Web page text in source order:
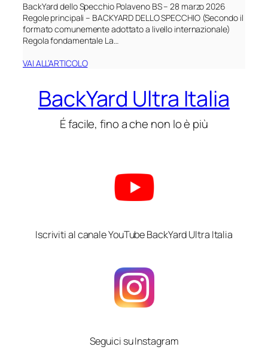
BackYard dello Specchio Polaveno BS – 28 marzo 2026
Regole principali – BACKYARD DELLO SPECCHIO (Secondo il
formato comunemente adottato a livello internazionale)
Regola fondamentale La…
VAI ALL’ARTICOLO
BackYard Ultra Italia
É facile, fino a che non lo è più
Iscriviti al canale YouTube BackYard Ultra Italia
Seguici su Instagram